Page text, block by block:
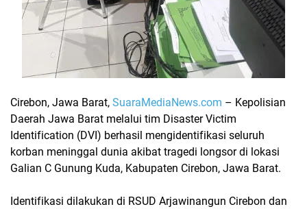
Cirebon, Jawa Barat, SuaraMediaNews.com – Kepolisian
Daerah Jawa Barat melalui tim Disaster Victim
Identification (DVI) berhasil mengidentifikasi seluruh
korban meninggal dunia akibat tragedi longsor di lokasi
Galian C Gunung Kuda, Kabupaten Cirebon, Jawa Barat.
Identifikasi dilakukan di RSUD Arjawinangun Cirebon dan